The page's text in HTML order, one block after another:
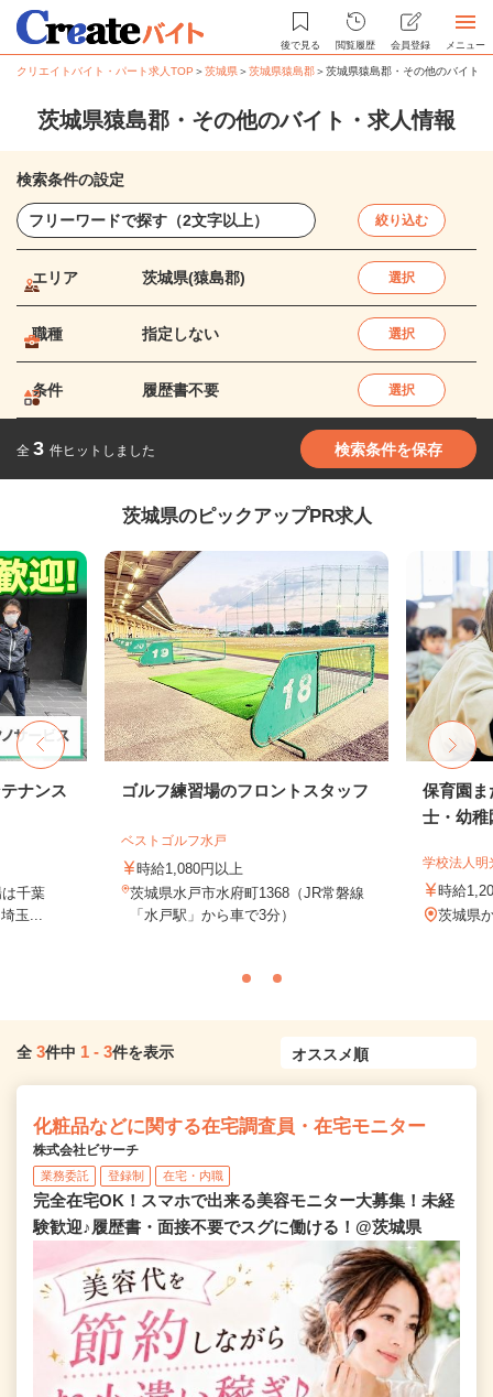
後で見る 閲覧履歴 会員登録 メニュー
クリエイトバイト・パート求人TOP ＞茨城県＞茨城県猿島郡＞茨城県猿島郡・その他のバイト
茨城県猿島郡・その他のバイト・求人情報
検索条件の設定
絞り込む
エリア 茨城県(猿島郡) 選択
職種 指定しない 選択
条件 履歴書不要 選択
全 3 件ヒットしました 検索条件を保存
茨城県のピックアップPR求人
ナンス
千葉
玉...
ゴルフ練習場のフロントスタッフ
ベストゴルフ水戸
時給1,080円以上
茨城県水戸市水府町1368（JR常磐線
「水戸駅」から車で3分）
保育園ま
士・幼稚
学校法人明
時給
茨城県
全 3件中 1 - 3件を表示
化粧品などに関する在宅調査員・在宅モニター
株式会社ビサーチ
業務委託 登録制 在宅・内職
完全在宅OK！スマホで出来る美容モニター大募集！未経
験歓迎♪履歴書・面接不要でスグに働ける！@茨城県